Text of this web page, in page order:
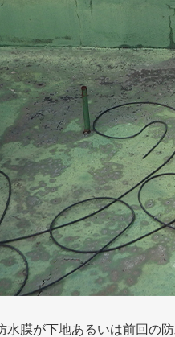
水膜が下地あるいは前回の